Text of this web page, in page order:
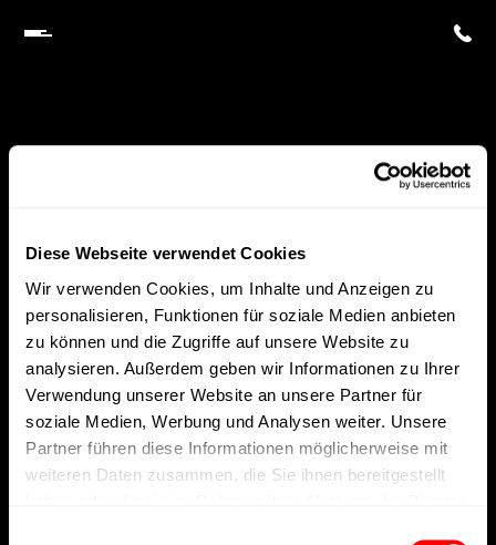
Diese Webseite verwendet Cookies
Wir verwenden Cookies, um Inhalte und Anzeigen zu
personalisieren, Funktionen für soziale Medien anbieten
zu können und die Zugriffe auf unsere Website zu
analysieren. Außerdem geben wir Informationen zu Ihrer
Verwendung unserer Website an unsere Partner für
soziale Medien, Werbung und Analysen weiter. Unsere
Partner führen diese Informationen möglicherweise mit
weiteren Daten zusammen, die Sie ihnen bereitgestellt